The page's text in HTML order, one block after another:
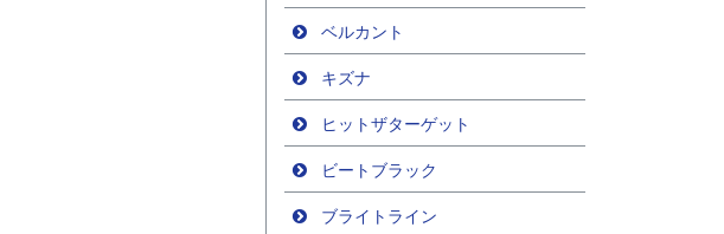
ベルカント
キズナ
ヒットザターゲット
ビートブラック
ブライトライン